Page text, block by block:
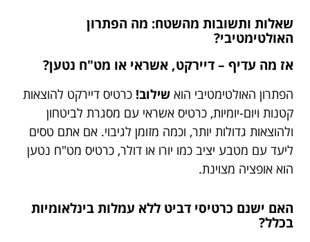
שאלות ותשובות מהשטח: מה הפתרון
האולטימטיבי?
אז מה עדיף – דיירקט, אשראי או מט"ח נטען?
הפתרון האולטימטיבי הוא שילוב! כרטיס דיירקט להוצאות
קטנות ויום-יומיות, כרטיס אשראי עם מסגרת לביטחון
ולהוצאות גדולות יותר, וכמה מזומן לגיבוי. אם אתם טסים
ליעד עם מטבע יציב כמו יורו או דולר, כרטיס מט"ח נטען
הוא אופציה מצוינת.
האם ישנם כרטיסי דביט ללא עמלות בינלאומיות
בכלל?